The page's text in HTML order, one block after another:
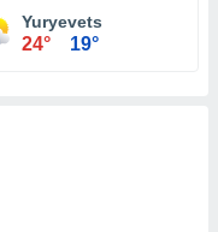
Yuryevets
24° 19°